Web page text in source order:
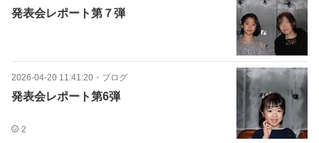
発表会レポート第７弾
2026-04-20 11:41:20 ・ ブログ
発表会レポート第6弾
2